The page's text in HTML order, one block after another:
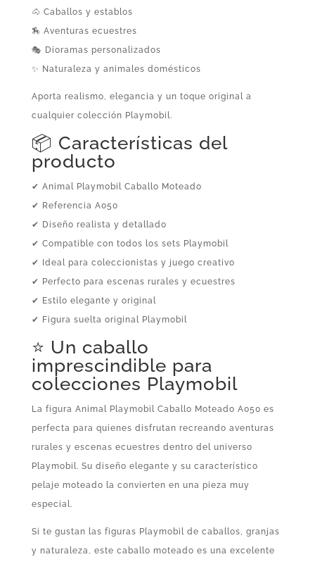
🐴 Caballos y establos
🏇 Aventuras ecuestres
🎭 Dioramas personalizados
✨ Naturaleza y animales domésticos
Aporta realismo, elegancia y un toque original a
cualquier colección Playmobil.
📦 Características del
producto
✔ Animal Playmobil Caballo Moteado
✔ Referencia A050
✔ Diseño realista y detallado
✔ Compatible con todos los sets Playmobil
✔ Ideal para coleccionistas y juego creativo
✔ Perfecto para escenas rurales y ecuestres
✔ Estilo elegante y original
✔ Figura suelta original Playmobil
⭐ Un caballo
imprescindible para
colecciones Playmobil
La figura Animal Playmobil Caballo Moteado A050 es
perfecta para quienes disfrutan recreando aventuras
rurales y escenas ecuestres dentro del universo
Playmobil. Su diseño elegante y su característico
pelaje moteado la convierten en una pieza muy
especial.
Si te gustan las figuras Playmobil de caballos, granjas
y naturaleza, este caballo moteado es una excelente